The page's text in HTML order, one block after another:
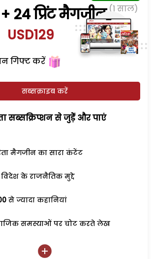
24 प्रिंट मैगजीन (1 साल)
USD129
गिफ्ट करें
सब्सक्राइब करें
सब्सक्रिप्शन से जुड़ेें और पाएं
मैगजीन का सारा कंटेंट
के राजनैतिक मुद्दे
से ज्यादा कहानियां
समस्याओं पर चोट करते लेख